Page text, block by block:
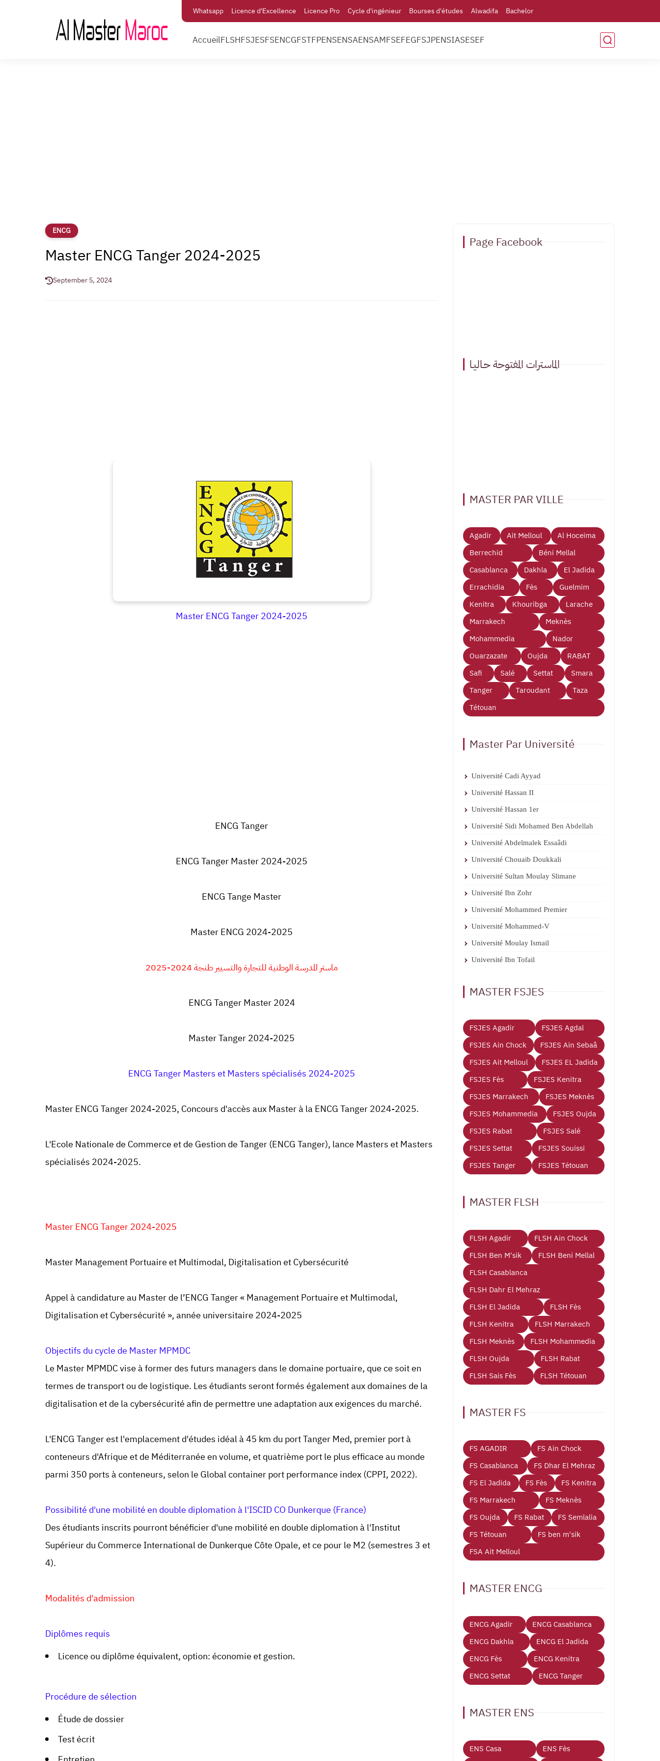
Whatsapp Licence d'Excellence Licence Pro Cycle d'ingénieur Bourses d'études Alwadifa Bachelor
AccueilFLSHFSJESFSENCGFSTFPENSENSAENSAMFSEFEGFSJPENSIASESEF
ENCG
Master ENCG Tanger 2024-2025
September 5, 2024
Master ENCG Tanger 2024-2025
ENCG Tanger
ENCG Tanger Master 2024-2025
ENCG Tange Master
Master ENCG 2024-2025
ماستر المدرسة الوطنية للتجارة والتسيير طنجة 2024-2025
ENCG Tanger Master 2024
Master Tanger 2024-2025
ENCG Tanger Masters et Masters spécialisés 2024-2025
Master ENCG Tanger 2024-2025, Concours d'accès aux Master à laENCG Tanger2024-2025.
L'Ecole Nationale de Commerce et de Gestion deTanger(ENCG Tanger), lance Masters et Masters
spécialisés 2024-2025.
Master ENCG Tanger 2024-2025
MasterManagement Portuaire et Multimodal, Digitalisation et Cybersécurité
Appel à candidature au Master de l’ENCG Tanger « Management Portuaire et Multimodal,
Digitalisation et Cybersécurité », année universitaire 2024-2025
Objectifs du cycle de Master MPMDC
Le Master MPMDC vise à former des futurs managers dans le domaine portuaire, que ce soit en
termes de transport ou de logistique. Les étudiants seront formés également aux domaines de la
digitalisation et de la cybersécurité afin de permettre une adaptation aux exigences du marché.
L'ENCG Tanger est l'emplacement d'études idéal à 45 km du port Tanger Med, premier port à
conteneurs d'Afrique et de Méditerranée en volume, et quatrième port le plus efficace au monde
parmi 350 ports à conteneurs, selon le Global container port performance index (CPPI, 2022).
Possibilité d'une mobilité en double diplomation à l'ISCID CO Dunkerque (France)
Des étudiants inscrits pourront bénéficier d'une mobilité en double diplomation à l'Institut
Supérieur du Commerce International de Dunkerque Côte Opale, et ce pour le M2 (semestres 3 et
4).
Modalités d'admission
Diplômes requis
Licence ou diplôme équivalent, option: économie et gestion.
Procédure de sélection
Étude de dossier
Test écrit
Page Facebook
الماسترات المفتوحة حـاليـا
MASTER PAR VILLE
Agadir Ait Melloul
Al Hoceima
Berrechid
Béni Mellal
Casablanca
Dakhla
El Jadida
Errachidia
Fès
Guelmim
Kenitra
Khouribga
Larache
Marrakech
Meknès
Mohammedia
Nador
Ouarzazate
Oujda
RABAT
Safi
Salé Settat
Smara
Tanger
Taroudant
Taza
Tétouan
Master Par Université
Université Cadi Ayyad
Université Hassan II
Université Hassan 1er
Université Sidi Mohamed Ben Abdellah
Université Abdelmalek Essaâdi
Université Chouaib Doukkali
Université Sultan Moulay Slimane
Université Ibn Zohr
Université Mohammed Premier
Université Mohammed-V
Université Moulay Ismail
Université Ibn Tofail
MASTER FSJES
FSJES Agadir
FSJES Agdal
FSJES Ain Chock
FSJES Ain Sebaâ
FSJES Ait Melloul
FSJES EL Jadida
FSJES Fès
FSJES Kenitra
FSJES Marrakech
FSJES Meknès
FSJES Mohammedia
FSJES Oujda
FSJES Rabat
FSJES Salé
FSJES Settat
FSJES Souissi
FSJES Tanger
FSJES Tétouan
MASTER FLSH
FLSH Agadir
FLSH Ain Chock
FLSH Ben M'sik
FLSH Beni Mellal
FLSH Casablanca
FLSH Dahr El Mehraz
FLSH El Jadida
FLSH Fès
FLSH Kenitra
FLSH Marrakech
FLSH Meknès
FLSH Mohammedia
FLSH Oujda
FLSH Rabat
FLSH Sais Fès
FLSH Tétouan
MASTER FS
FS AGADIR
FS Ain Chock
FS Casablanca
FS Dhar El Mehraz
FS El Jadida
FS Fès
FS Kenitra
FS Marrakech
FS Meknès
FS Oujda
FS Rabat
FS Semlalia
FS Tétouan
FS ben m'sik
FSA Ait Melloul
MASTER ENCG
ENCG Agadir
ENCG Casablanca
ENCG Dakhla
ENCG El Jadida
ENCG Fès
ENCG Kenitra
ENCG Settat
ENCG Tanger
MASTER ENS
ENS Casa
ENS Fès